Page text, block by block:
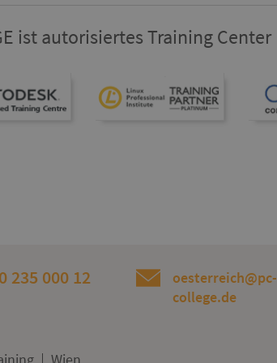
ist autorisiertes Training Center
235 000 12
oesterreich@pc-
college.de